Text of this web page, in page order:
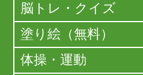
脳トレ・クイズ
塗り絵（無料）
体操・運動